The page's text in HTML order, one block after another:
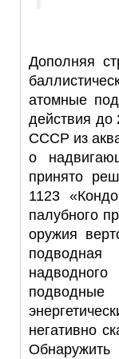
Дополняя
атомные
действия до
СССР из
о
принято
1123
палубного
оружия
подводная
негативно